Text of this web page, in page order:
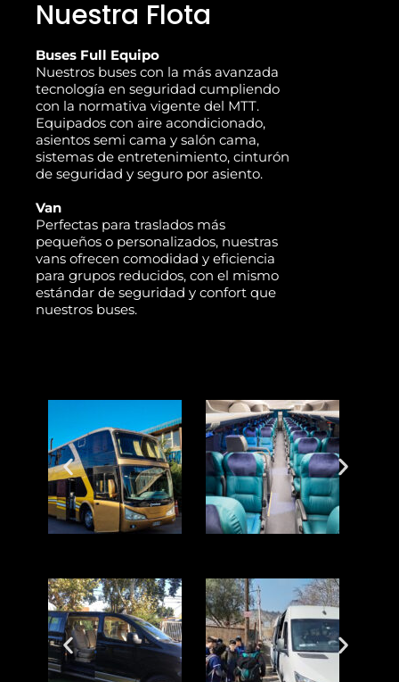
Nuestra Flota
Buses Full Equipo
Nuestros buses con la más avanzada
tecnología en seguridad cumpliendo
con la normativa vigente del MTT.
Equipados con aire acondicionado,
asientos semi cama y salón cama,
sistemas de entretenimiento, cinturón
de seguridad y seguro por asiento.
Van
Perfectas para traslados más
pequeños o personalizados, nuestras
vans ofrecen comodidad y eficiencia
para grupos reducidos, con el mismo
estándar de seguridad y confort que
nuestros buses.